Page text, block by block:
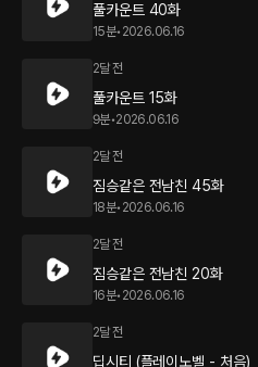
풀카운트 40화
15분• 2026.06.16
2달 전
풀카운트 15화
9분•2026.06.16
2달 전
짐승같은 전남친 45화
18분• 2026.06.16
2달 전
짐승같은 전남친 20화
16분• 2026.06.16
2달 전
딥시티 (플레이노벨 - 처음)